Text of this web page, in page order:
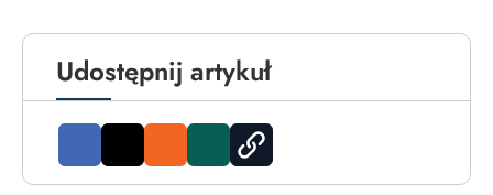
Udostępnij artykuł